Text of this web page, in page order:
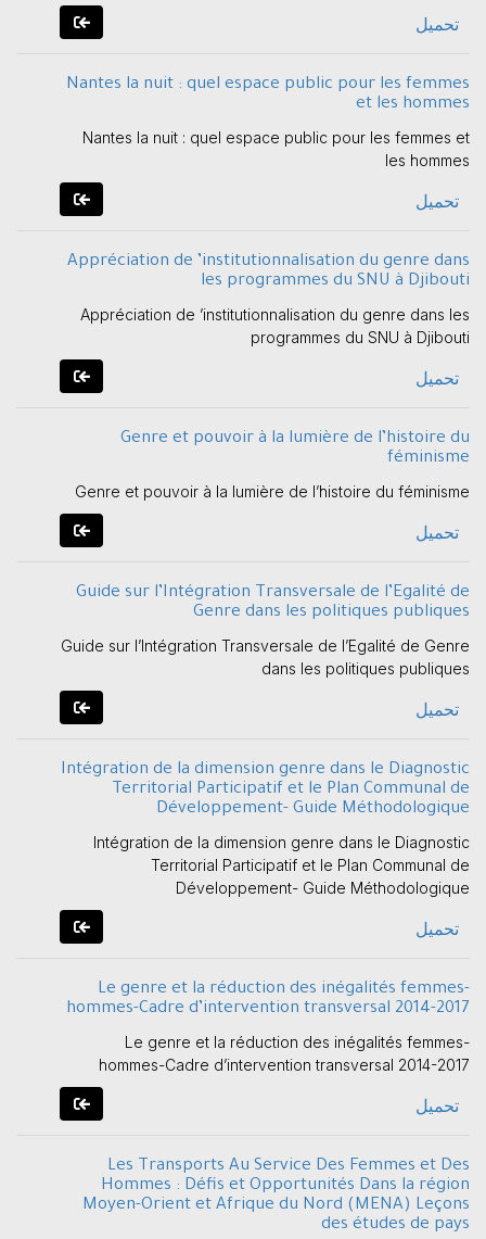
تحميل
Nantes la nuit : quel espace public pour les femmes
et les hommes
Nantes la nuit : quel espace public pour les femmes et
les hommes
تحميل
Appréciation de ’institutionnalisation du genre dans
les programmes du SNU à Djibouti
Appréciation de ’institutionnalisation du genre dans les
programmes du SNU à Djibouti
تحميل
Genre et pouvoir à la lumière de l’histoire du
féminisme
Genre et pouvoir à la lumière de l’histoire du féminisme
تحميل
Guide sur l’Intégration Transversale de l’Egalité de
Genre dans les politiques publiques
Guide sur l’Intégration Transversale de l’Egalité de Genre
dans les politiques publiques
تحميل
Intégration de la dimension genre dans le Diagnostic
Territorial Participatif et le Plan Communal de
Développement- Guide Méthodologique
Intégration de la dimension genre dans le Diagnostic
Territorial Participatif et le Plan Communal de
Développement- Guide Méthodologique
تحميل
Le genre et la réduction des inégalités femmes-
hommes-Cadre d’intervention transversal 2014-2017
Le genre et la réduction des inégalités femmes-
hommes-Cadre d’intervention transversal 2014-2017
تحميل
Les Transports Au Service Des Femmes et Des
Hommes : Défis et Opportunités Dans la région
Moyen-Orient et Afrique du Nord (MENA) Leçons
des études de pays